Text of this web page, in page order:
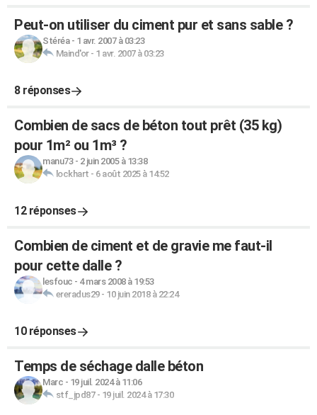
Peut-on utiliser du ciment pur et sans sable ?
Stéréa- 1 avr. 2007 à 03:23
Maind'or- 1 avr. 2007 à 03:23
8 réponses
Combien de sacs de béton tout prêt (35 kg)
pour 1m² ou 1m³ ?
manu73- 2 juin 2005 à 13:38
lockhart - 6 août 2025 à 14:52
12 réponses
Combien de ciment et de gravie me faut-il
pour cette dalle ?
lesfouc - 4 mars 2008 à 19:53
ereradus29- 10 juin 2018 à 22:24
10 réponses
Temps de séchage dalle béton
Marc - 19 juil. 2024 à 11:06
stf_jpd87- 19 juil. 2024 à 17:30